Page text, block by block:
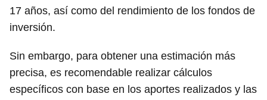
17 años, así como del rendimiento de los fondos de
inversión.
Sin embargo, para obtener una estimación más
precisa, es recomendable realizar cálculos
específicos con base en los aportes realizados y las